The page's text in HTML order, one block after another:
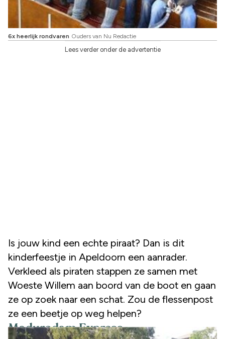
6x heerlijk rondvaren Ouders van Nu Redactie
Lees verder onder de advertentie
Is jouw kind een echte piraat? Dan is dit
kinderfeestje in Apeldoorn een aanrader.
Verkleed als piraten stappen ze samen met
Woeste Willem aan boord van de boot en gaan
ze op zoek naar een schat. Zou de flessenpost
ze een beetje op weg helpen?
Madurodam Express